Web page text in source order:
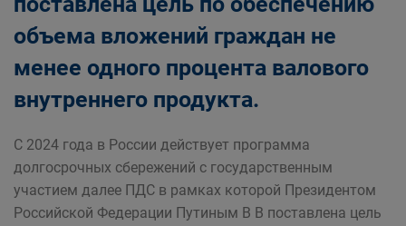
объема вложений граждан не
менее одного процента валового
внутреннего продукта.
С 2024 года в России действует программа
долгосрочных сбережений с государственным
участием далее ПДС в рамках которой Президентом
Российской Федерации Путиным В В поставлена цель